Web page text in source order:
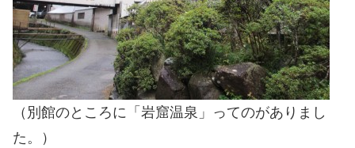
（別館のところに「岩窟温泉」ってのがありまし
た。）